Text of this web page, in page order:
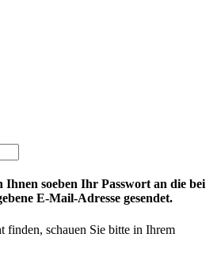
soeben Ihr Passwort an die bei
E-Mail-Adresse gesendet.
finden, schauen Sie bitte in Ihrem